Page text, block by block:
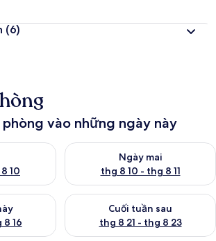
(6)
vào những ngày này
10
tối nay từ thg 8 9 - thg 8 10
Ngày mai
thg 8 10 - thg 8 11
Kiểm tra lượng phòng ngày
16
cuối tuần này từ thg 8 14 - thg 8 16
Cuối tuần sau
thg 8 21 - thg 8 23
Kiểm tra lượng phòng cuối